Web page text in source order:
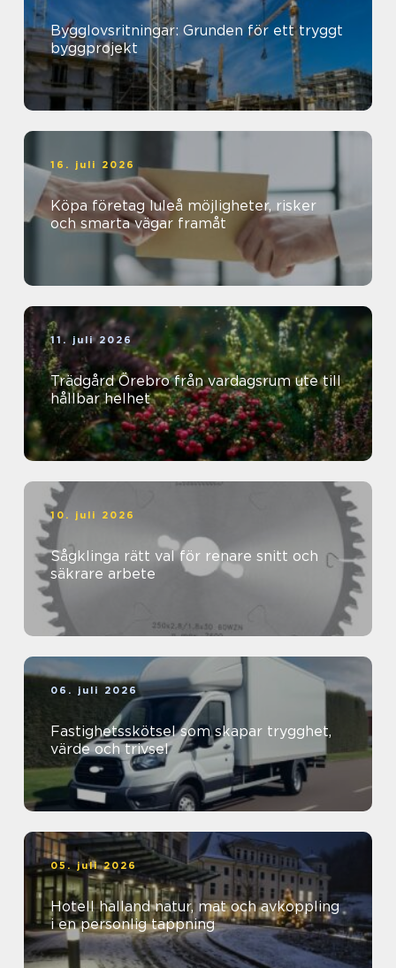
Bygglovsritningar: Grunden för ett tryggt
byggprojekt
16. juli 2026
Köpa företag luleå möjligheter, risker
och smarta vägar framåt
11. juli 2026
Trädgård Örebro från vardagsrum ute till
hållbar helhet
10. juli 2026
Sågklinga rätt val för renare snitt och
säkrare arbete
06. juli 2026
Fastighetsskötsel som skapar trygghet,
värde och trivsel
05. juli 2026
Hotell halland natur, mat och avkoppling
i en personlig tappning